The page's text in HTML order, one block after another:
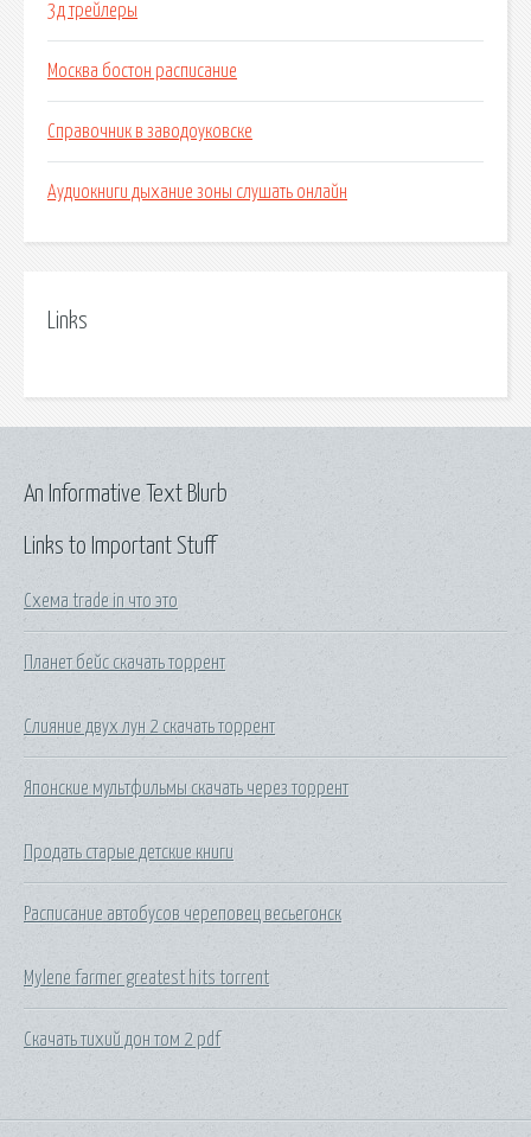
3д трейлеры
Москва бостон расписание
Справочник в заводоуковске
Аудиокниги дыхание зоны слушать онлайн
Links
Links to Important Stuff
Схема trade in что это
Планет бейс скачать торрент
Слияние двух лун 2 скачать торрент
Японские мультфильмы скачать через торрент
Продать старые детские книги
Расписание автобусов череповец весьегонск
Mylene farmer greatest hits torrent
Скачать тихий дон том 2 pdf
An Informative Text Blurb